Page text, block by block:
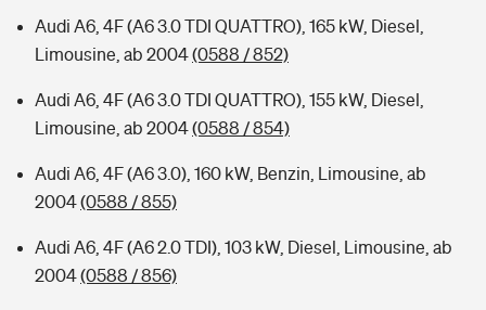
Audi A6, 4F (A6 3.0 TDI QUATTRO), 165 kW, Diesel,
Limousine, ab 2004(0588 / 852)
Audi A6, 4F (A6 3.0 TDI QUATTRO), 155 kW, Diesel,
Limousine, ab 2004(0588 / 854)
Audi A6, 4F (A6 3.0), 160 kW, Benzin, Limousine, ab
2004(0588 / 855)
Audi A6, 4F (A6 2.0 TDI), 103 kW, Diesel, Limousine, ab
2004(0588 / 856)